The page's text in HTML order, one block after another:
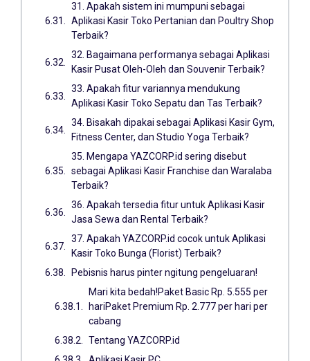
31. Apakah sistem ini mumpuni sebagai
Aplikasi Kasir Toko Pertanian dan Poultry Shop
Terbaik?
32. Bagaimana performanya sebagai Aplikasi
Kasir Pusat Oleh-Oleh dan Souvenir Terbaik?
33. Apakah fitur variannya mendukung
Aplikasi Kasir Toko Sepatu dan Tas Terbaik?
34. Bisakah dipakai sebagai Aplikasi Kasir Gym,
Fitness Center, dan Studio Yoga Terbaik?
35. Mengapa YAZCORP.id sering disebut
sebagai Aplikasi Kasir Franchise dan Waralaba
Terbaik?
36. Apakah tersedia fitur untuk Aplikasi Kasir
Jasa Sewa dan Rental Terbaik?
37. Apakah YAZCORP.id cocok untuk Aplikasi
Kasir Toko Bunga (Florist) Terbaik?
Pebisnis harus pinter ngitung pengeluaran!
Mari kita bedah!Paket Basic Rp. 5.555 per
hariPaket Premium Rp. 2.777 per hari per
cabang
Tentang YAZCORP.id